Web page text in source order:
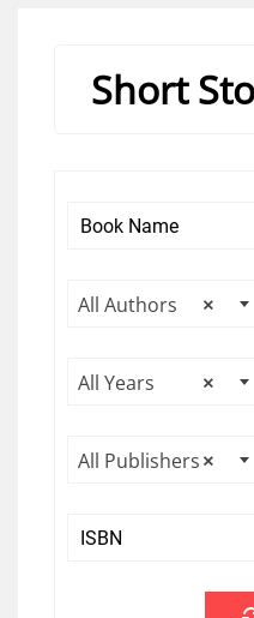
Short
×
All Authors
×
All Years
×
All Publishers